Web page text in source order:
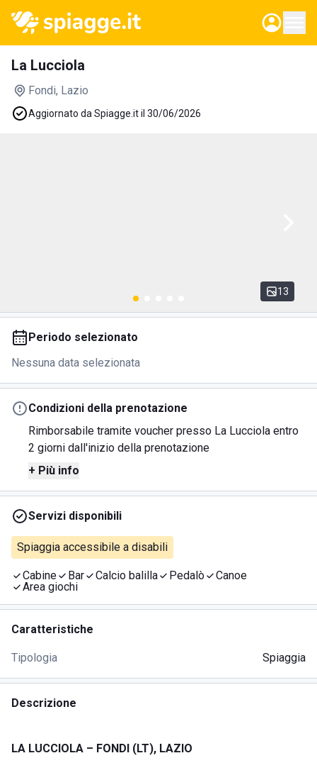
La Lucciola
Fondi, Lazio
Aggiornato da Spiagge.it il 30/06/2026
13
Periodo selezionato
Nessuna data selezionata
Condizioni della prenotazione
Rimborsabile tramite voucher presso La Lucciola entro
2 giorni dall'inizio della prenotazione
+ Più info
Servizi disponibili
Spiaggia accessibile a disabili
Cabine Bar Calcio balilla Pedalò
Canoe
Area giochi
Caratteristiche
Tipologia Spiaggia
Descrizione
LA LUCCIOLA – FONDI (LT), LAZIO